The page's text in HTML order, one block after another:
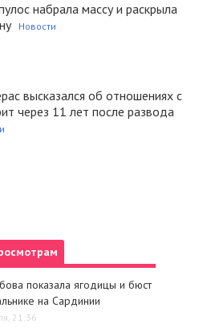
набрала массу и раскрыла
Новости
высказался об отношениях с
через 11 лет после развода
показала ягодицы и бюст
на Сардинии
21:36